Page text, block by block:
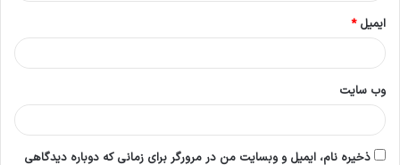
ایمیل*
وب‌ سایت
ذخیره نام، ایمیل و وبسایت من در مرورگر برای زمانی که دوباره دیدگاهی